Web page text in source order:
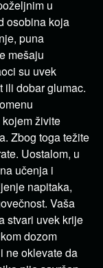
u
osobina koja
puna
mešaju
su uvek
ili dobar glumac.
živite
Zbog toga težite
Uostalom, u
učenja i
napitaka,
Vaša
stvari uvek krije
dozom
ne oklevate da